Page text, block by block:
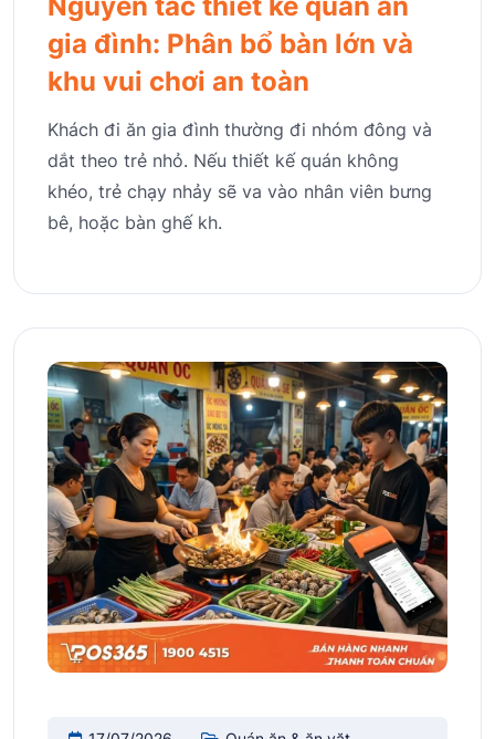
gia đình: Phân bổ bàn lớn và
khu vui chơi an toàn
Khách đi ăn gia đình thường đi nhóm đông và
dắt theo trẻ nhỏ. Nếu thiết kế quán không
khéo, trẻ chạy nhảy sẽ va vào nhân viên bưng
bê, hoặc bàn ghế kh.